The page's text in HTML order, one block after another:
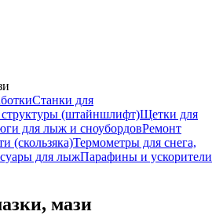
Станки для
(штайншлифт)Щетки для
для лыж и сноубордовРемонт
(скользяка)Термометры для снега,
для лыжПарафины и ускорители
мази